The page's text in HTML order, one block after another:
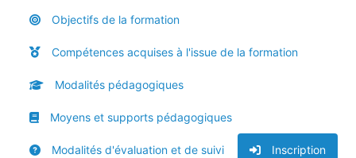
Objectifs de la formation
Compétences acquises à l'issue de la formation
Modalités pédagogiques
Moyens et supports pédagogiques
Modalités d'évaluation et de suivi Inscription